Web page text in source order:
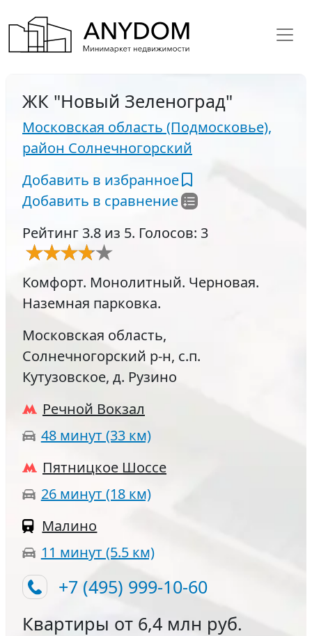
ЖК "Новый Зеленоград"
Московская область (Подмосковье),
район Солнечногорский
Добавить в избранное
Добавить в сравнение
Рейтинг 3.8 из 5. Голосов: 3
Комфорт. Монолитный. Черновая.
Наземная парковка.
Московская область,
Солнечногорский р-н, с.п.
Кутузовское, д. Рузино
Речной Вокзал
48 минут (33 км)
Пятницкое Шоссе
26 минут (18 км)
Малино
11 минут (5.5 км)
+7 (495) 999-10-60
Квартиры от 6,4 млн руб.